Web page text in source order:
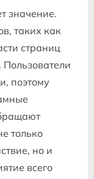
значение.
таких как
страниц
поэтому
только
но и
всего